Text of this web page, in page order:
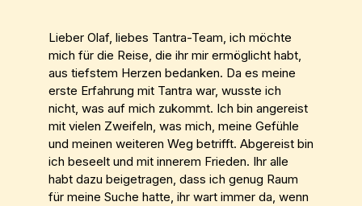
Lieber Olaf, liebes Tantra-Team, ich möchte
mich für die Reise, die ihr mir ermöglicht habt,
aus tiefstem Herzen bedanken. Da es meine
erste Erfahrung mit Tantra war, wusste ich
nicht, was auf mich zukommt. Ich bin angereist
mit vielen Zweifeln, was mich, meine Gefühle
und meinen weiteren Weg betrifft. Abgereist bin
ich beseelt und mit innerem Frieden. Ihr alle
habt dazu beigetragen, dass ich genug Raum
für meine Suche hatte, ihr wart immer da, wenn